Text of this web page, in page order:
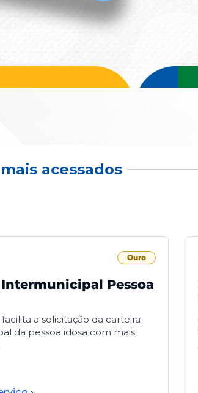
acessados
Ouro
Pessoa
facilita a solicitação da carteira
da pessoa idosa com mais